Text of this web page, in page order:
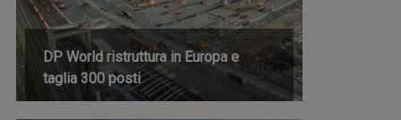
DP World ristruttura in Europa e
taglia 300 posti